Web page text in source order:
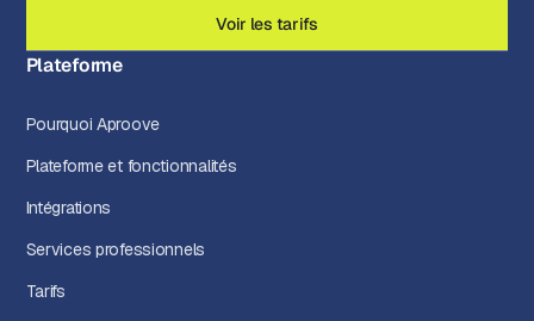
Voir les tarifs
Plateforme
Pourquoi Aproove
Plateforme et fonctionnalités
Intégrations
Services professionnels
Tarifs